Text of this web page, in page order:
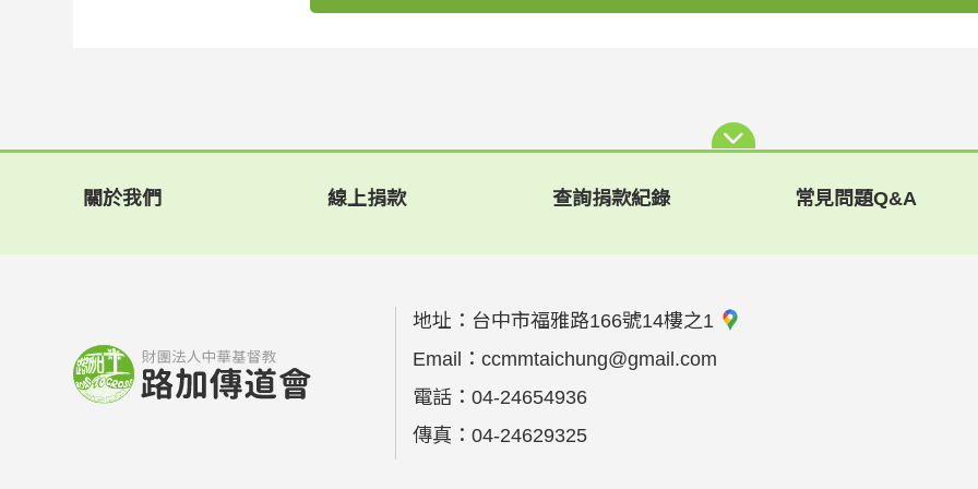
關於我們 線上捐款 查詢捐款紀錄 常見問題Q&A
地址： 台中市福雅路166號14樓之1
Email： ccmmtaichung@gmail.com
電話： 04-24654936
傳真： 04-24629325